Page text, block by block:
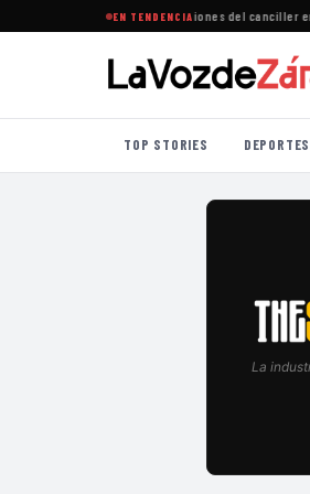
EN TENDENCIA
renunciar y rechaza acusaciones del canciller en
TOP STORIES DEPORTES
La